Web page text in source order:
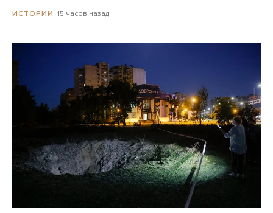
ИСТОРИИ 15 часов назад